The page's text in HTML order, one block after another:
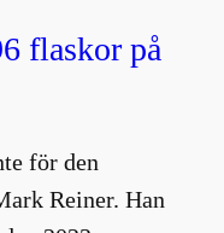
flaskor på
för den
Reiner. Han